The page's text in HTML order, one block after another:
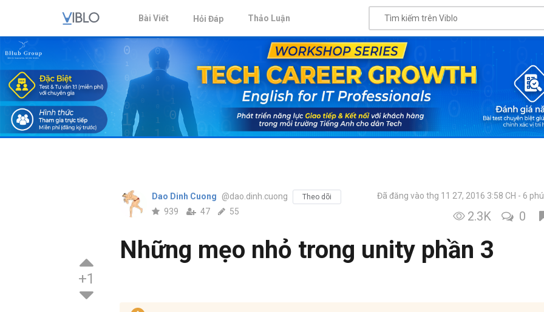
Bài Viết Hỏi Đáp Thảo Luận
+1
Dao Dinh Cuong @dao.dinh.cuong Theo dõi
939 47 55
Đã đăng vào thg 11 27, 2016 3:58 CH 6
2.3K 0
Những mẹo nhỏ trong unity phần 3